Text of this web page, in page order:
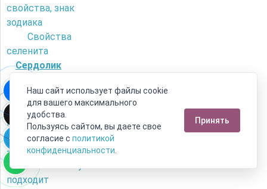
свойства, знак
зодиака
Свойства
селенита
Сердолик
сердолик от
искусственного
камня?
Камень сердолик
- его магические
свойства и кому
подходит
Наш сайт использует файлы cookie
для вашего максимального
удобства.
Пользуясь сайтом, вы даете свое
согласие с политикой
конфиденциальности
Принять